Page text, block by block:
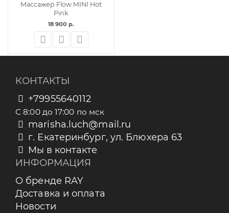
Массажер Flow MINI Hot
Pink
18 900 р.
КОНТАКТЫ
+79955640112
С 8:00 до 17:00 по мск
marisha.luch@mail.ru
г. Екатеринбург, ул. Блюхера 63
Мы в контакте
ИНФОРМАЦИЯ
О бренде RAY
Доставка и оплата
Новости